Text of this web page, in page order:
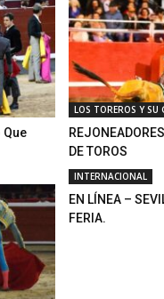
LOS TOREROS Y SU
DE TOROS
INTERNACIONAL
EN LÍNEA –
FERIA.